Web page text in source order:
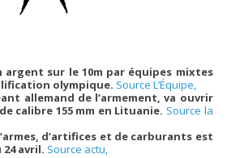
argent sur le 10m par équipes mixtes
olympique. Source L’Équipe,
allemand de l’armement, va ouvrir
calibre 155 mm en Lituanie. Source la
d’artifices et de carburants est
avril. Source actu,